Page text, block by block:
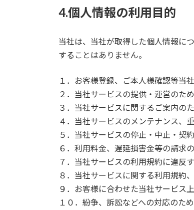
4.個人情報の利用目的
当社は、当社が取得した個人情報に
することはありません。
１．お客様登録、ご本人様確認等当
２．当社サービスの提供・運営のため
３．当社サービスに関するご案内の
４．当社サービスのメンテナンス、
５．当社サービスの停止・中止・契
６．利用料金、遅延損害金等の請求
７．当社サービスの利用規約に違反
８．当社サービスに関する利用規約
９．お客様に合わせた当社サービス
１０．紛争、訴訟などへの対応のため